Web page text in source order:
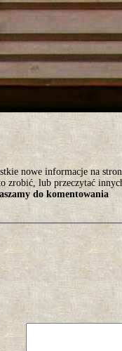
jutro ;)
nowe informacje na
zrobić, lub przeczytać
do komentowania